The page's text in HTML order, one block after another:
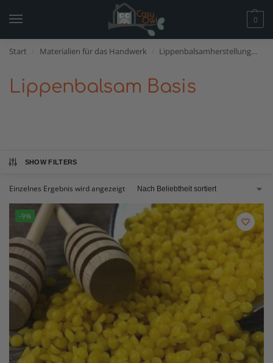
0
Start Materialien für das Handwerk Lippenbalsamherstellung
Lippenbalsam Basis
SHOW FILTERS
Einzelnes Ergebnis wird angezeigt
-9%